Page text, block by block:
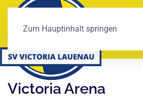
Zum Hauptinhalt springen
Victoria Arena